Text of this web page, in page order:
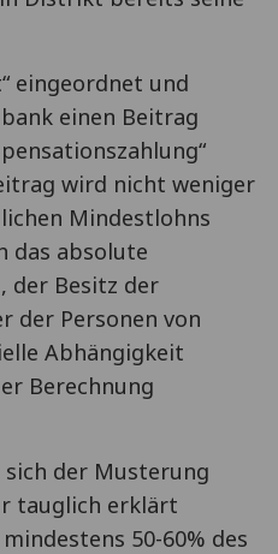
eingeordnet und
einen Beitrag
wird nicht weniger
Mindestlohns
das absolute
der Besitz der
der Personen von
Abhängigkeit
Berechnung
sich der Musterung
tauglich erklärt
50-60% des